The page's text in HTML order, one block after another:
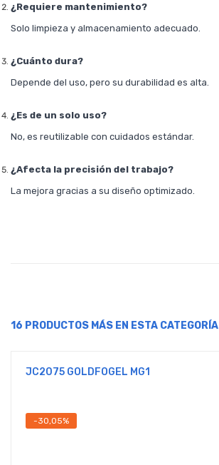
¿Requiere mantenimiento?
Solo limpieza y almacenamiento adecuado.
¿Cuánto dura?
Depende del uso, pero su durabilidad es alta.
¿Es de un solo uso?
No, es reutilizable con cuidados estándar.
¿Afecta la precisión del trabajo?
La mejora gracias a su diseño optimizado.
16 PRODUCTOS MÁS EN ESTA CATEGORÍA
JC2075 GOLDFOGEL MG1
-30,05%